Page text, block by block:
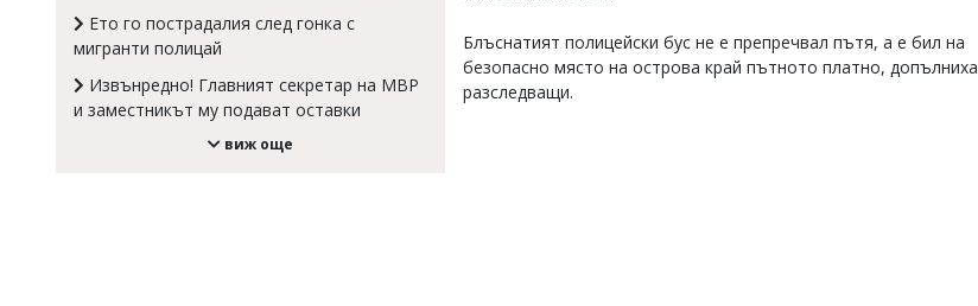
Коментарите
въвеждат
Ето го пострадалия след гонка с
мигранти полицай
Извънредно! Главният секретар на МВР
и заместникът му подават оставки
виж още
Блъснатият полицейски бус не е препречвал пътя, а е бил на
безопасно място на острова край пътното платно, допълниха
разследващи.